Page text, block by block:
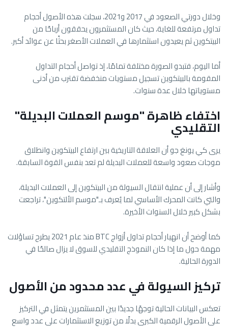
وخلال دورتي الصعود في 2017 و2021، سجلت هذه الأصول أحجام
تداول مرتفعة للغاية، حيث كان المستثمرون يحققون أرباحًا من
البيتكوين ثم يعيدون استثمارها في العملات الأصغر بحثًا عن عوائد أكبر.
أما اليوم، فتبدو الصورة مختلفة تمامًا، إذ تواصل أحجام التداول
المقومة بالبيتكوين تسجيل مستويات منخفضة تقترب من أدنى
مستوياتها خلال عدة سنوات.
اختفاء ظاهرة "موسم العملات البديلة"
التقليدي
يرى كي يونغ جو أن العلاقة التاريخية بين ارتفاع البيتكوين وانطلاق
موجات صعود واسعة للعملات البديلة لم تعد بنفس القوة السابقة.
وأشار إلى أن عملية انتقال السيولة من البيتكوين إلى العملات البديلة،
والتي كانت المحرك الأساسي لما يُعرف بـ"موسم الألتكوين"، تراجعت
بشكل كبير خلال السنوات الأخيرة.
كما أوضح أن انهيار أحجام تداول أزواج BTC منذ عام 2021 يطرح تساؤلات
مهمة حول ما إذا كان النموذج التقليدي للسوق لا يزال صالحًا في
الدورة الحالية.
تركيز السيولة في عدد محدود من الأصول
تعكس البيانات الحالية توجهًا جديدًا بين المستثمرين يتمثل في التركيز
على الأصول الرقمية الكبرى بدلًا من توزيع الاستثمارات على عدد واسع